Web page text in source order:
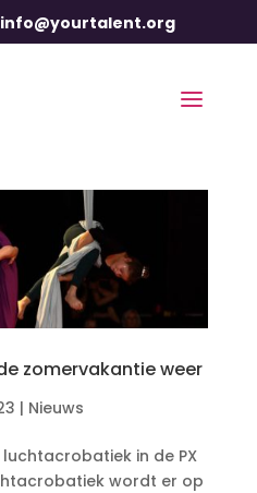
info@yourtalent.org
zomervakantie weer
| Nieuws
in de PX
wordt er op